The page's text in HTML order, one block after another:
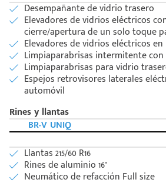
Desempañante de vidrio trasero
Elevadores de vidrios eléctricos
cierre/apertura de un solo toque
Elevadores de vidrios eléctricos en
Limpiaparabrisas intermitente
Limpiaparabrisas para vidrio
Espejos retrovisores laterales
automóvil
Rines y llantas
BR-V UNIQ
Llantas 215/60 R16
Rines de aluminio 16"
Neumático de refacción Full size